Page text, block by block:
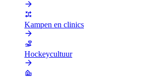
Kampen en clinics
Hockeycultuur